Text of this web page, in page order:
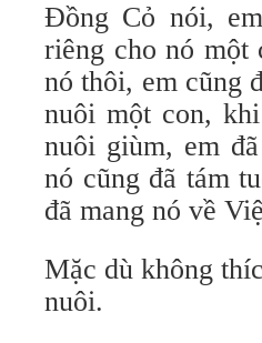
Đồng Cỏ nói,
riêng cho nó một
nó thôi, em cũng
nuôi một con,
nuôi giùm, em
nó cũng đã tám
đã mang nó về
Mặc dù không
nuôi.